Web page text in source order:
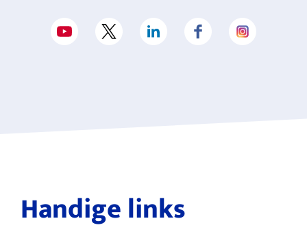
Handige links